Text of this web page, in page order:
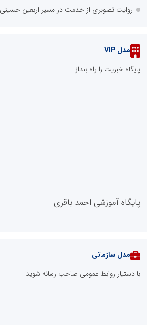
روایت تصویری از خدمت در مسیر اربعین حسینی
مدل VIP
پایگاه خبریت را راه بنداز
پایگاه آموزشی احمد باقری
مدل سازمانی
با دستیار روابط عمومی صاحب رسانه شوید